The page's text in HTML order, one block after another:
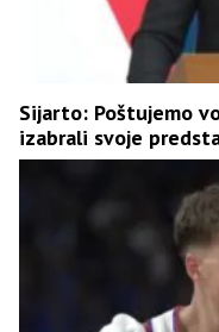
Sijarto: Poštujemo
izabrali svoje